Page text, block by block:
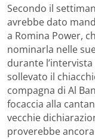
Secondo il
avrebbe dato
a Romina Power,
nominarla nelle
durante
sollevato il
compagna di Al
focaccia alla
vecchie
proverebbe ancora